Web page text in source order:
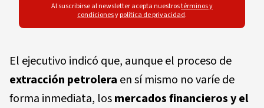
Al suscribirse al newsletter acepta nuestrostérminos y
condicionesypolítica de privacidad.
El ejecutivo indicó que, aunque el proceso de
extracción petrolera en sí mismo no varíe de
forma inmediata, losmercados financieros y el